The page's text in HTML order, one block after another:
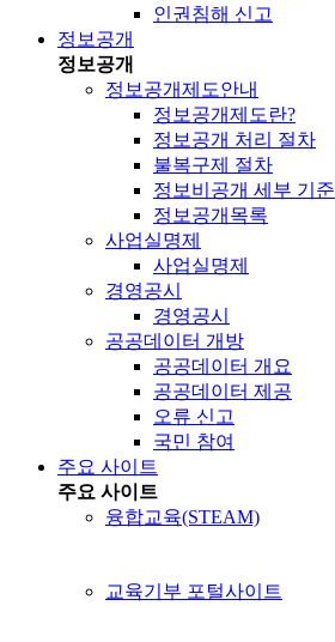
인권침해 신고
정보공개
정보공개
정보공개제도안내
정보공개제도란?
정보공개 처리 절차
불복구제 절차
정보비공개 세부 기준
정보공개목록
사업실명제
사업실명제
경영공시
경영공시
공공데이터 개방
공공데이터 개요
공공데이터 제공
오류 신고
국민 참여
주요 사이트
주요 사이트
융합교육(STEAM)
교육기부 포털사이트